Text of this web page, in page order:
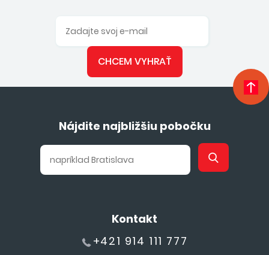
CHCEM VYHRAŤ
Nájdite najbližšiu pobočku
Kontakt
+421 914 111 777